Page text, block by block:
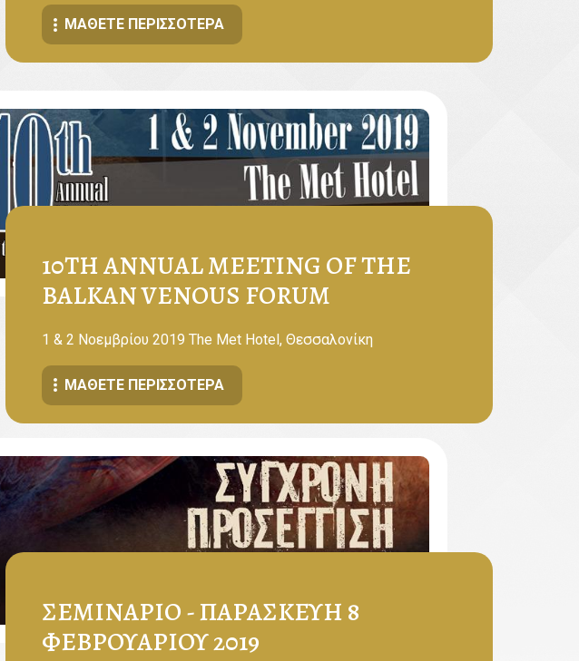
ΜΆΘΕΤΕ ΠΕΡΙΣΣΌΤΕΡΑ
10TH ANNUAL MEETING OF THE
BALKAN VENOUS FORUM
1 & 2 Νοεμβρίου 2019 The Met Hotel, Θεσσαλονίκη
ΜΆΘΕΤΕ ΠΕΡΙΣΣΌΤΕΡΑ
ΣΕΜΙΝΆΡΙΟ - ΠΑΡΑΣΚΕΥΉ 8
ΦΕΒΡΟΥΑΡΊΟΥ 2019